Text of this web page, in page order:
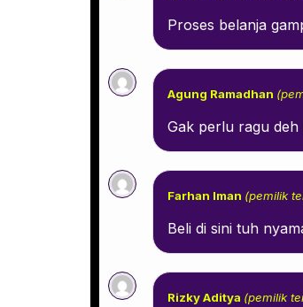
Proses belanja
Agung Ramadhan
Gak perlu ragu deh
Farhan Iman (pemilik
Beli di sini tuh
Rizky Aditya (pemilik